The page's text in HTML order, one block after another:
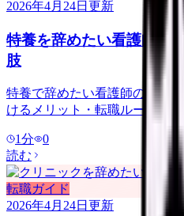
2026年4月24日 更新
特養を辞めたい看護師へ
肢
特養で辞めたい看護師のため
けるメリット・転職ルート.
1分
0
読む
転職ガイド
2026年4月24日 更新